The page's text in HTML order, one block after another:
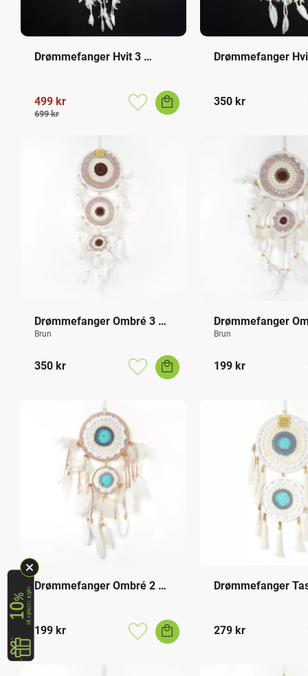
Drømmefanger Hvit 3
499 kr
699kr Lagre som favoritt
Drømmefanger
350kr
Drømmefanger Ombré 3
Ringer
Brun
350 kr
Lagre som favoritt
Drømmefanger
Ringer
Brun
199kr
Drømmefanger Ombré 2
199 kr
Lagre som favoritt
Drømmefanger
279kr